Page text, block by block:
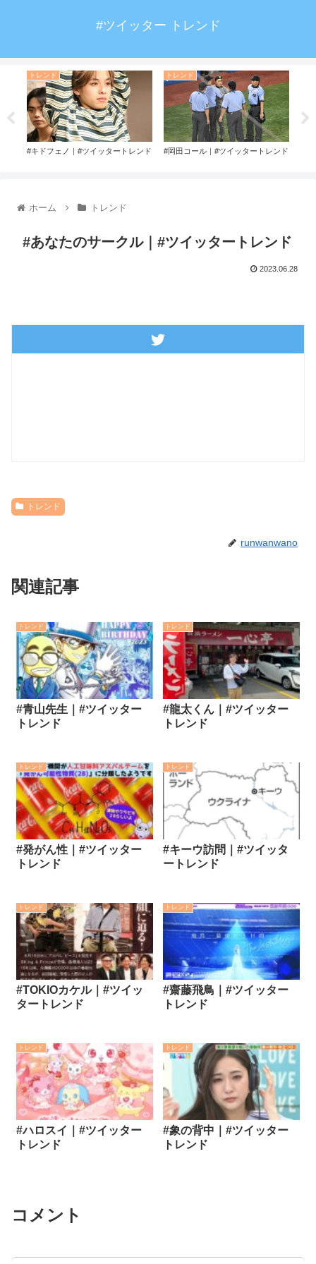
#ツイッター トレンド
トレンド
#キドフェノ｜#ツイッタートレンド
トレンド
#岡田コール｜#ツイッタートレンド
ホーム トレンド
#あなたのサークル｜#ツイッタートレンド
2023.06.28
トレンド
runwanwano
関連記事
トレンド
#青山先生｜#ツイッター
トレンド
トレンド
#龍太くん｜#ツイッター
トレンド
トレンド
#発がん性｜#ツイッター
トレンド
トレンド
#キーウ訪問｜#ツイッタ
ートレンド
トレンド
#TOKIOカケル｜#ツイッ
タートレンド
トレンド
#齋藤飛鳥｜#ツイッター
トレンド
トレンド
#ハロスイ｜#ツイッター
トレンド
トレンド
#象の背中｜#ツイッター
トレンド
コメント